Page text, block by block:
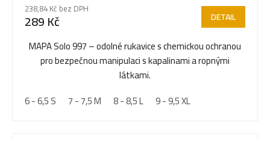
produktu
je
5,0
238,84 Kč bez DPH
289 Kč DETAIL
MAPA Solo 997 – odolné rukavice s chemickou ochranou
pro bezpečnou manipulaci s kapalinami a ropnými
látkami.
6 - 6,5 S
7 - 7,5 M 8 - 8,5 L 9 - 9,5 XL